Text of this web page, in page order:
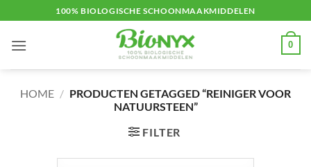
naar
inhoud
100% BIOLOGISCHE SCHOONMAAKMIDDELEN
0
HOME / PRODUCTEN GETAGGED “REINIGER VOOR
NATUURSTEEN”
FILTER